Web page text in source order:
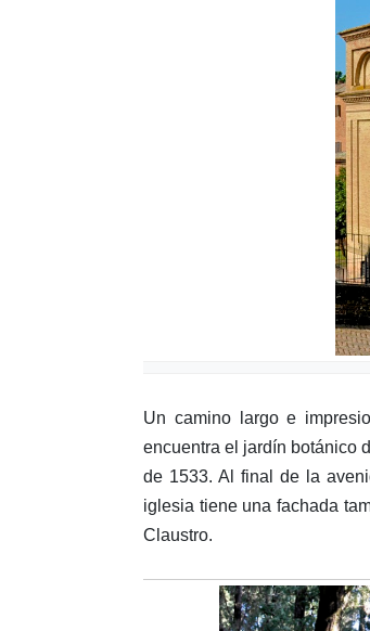
Un camino largo e
encuentra el jardín botánico
de 1533. Al final de la
iglesia tiene una fachada
Claustro.